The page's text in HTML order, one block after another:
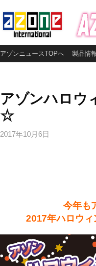
アゾンニュースTOPへ 製品情
アゾンハロウ
☆
2017年10月6日
今年も
2017年ハロウィ